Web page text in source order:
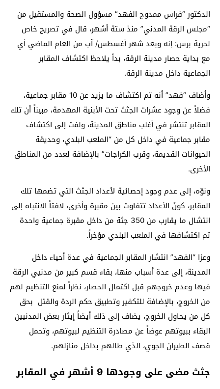
الدكتور “فراس ممدوح الفهد” مسؤول الصحة والمستقيل من
“مجلس الرقة المدني” منذ ستة أشهر، قال في تصريح خاص
لحرية برس: إنه وبعد شهر أغسطس/ آب من العام الماضي أي
مع بداية حصار مدينة الرقة، بدأ يلاحظ اكتشاف المقابر
الجماعية داخل مدينة الرقة.
وأضاف “فهد” أنه تم اكتشاف ما يزيد عن 10 مقابر جماعية،
فضلاً عن وجود عشرات الجثث تحت الأبنية المهدمة، مبيناً أن تلك
المقابر تنتشر في أغلب مناطق المدينة، ولفت إلى اكتشاف
مقابر جماعية في داخل كل من “الملعب البلدي، وحديقة
الحيوانات القديمة، وقرب الكراجات” بالإضافة لعدد من المناطق
الأخرى.
ونوّه، إلى عدم وجود إحصائية لأعداد الجثث التي تضمها تلك
المقابر، كونُ الأعداد تتفاوت بين مقبرة وأخرى، لافتاً الانتباه إلى
انتشال ما يقارب من 350 جثة من داخل مقبرة جماعية واحدة
تم اكتشافها في الملعب البلدي مؤخراً.
وعزا “الفهد” انتشار المقابر الجماعية في عدة أحياء داخل
المدينة، إلى عدة أسباب منها، بقاء قسم كبير من مدنيي الرقة
فيها وعدم خروجهم قبل اكتمال الحصار، نظراً لمنع التنظيم لهم
من الخروج، بالإضافة للتكفير وتطبيق حكم الردة والقتل بحق
كل من يحاول الخروج، يضاف إلى ذلك أيضاً إيثار بعض المدنيين
البقاء ببيوتهم عوضاً عن مصادرة التنظيم لبيوتهم، وتحمل
قصف الطيران الجوي، الذي طالهم بداخل منازلهم.
جثث مضى على وجودها 9 أشهر في المقابر